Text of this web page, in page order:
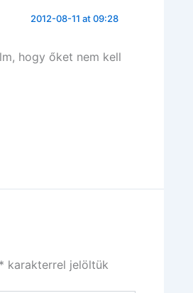
2012-08-11 at 09:28
hogy őket nem kell
* karakterrel jelöltük